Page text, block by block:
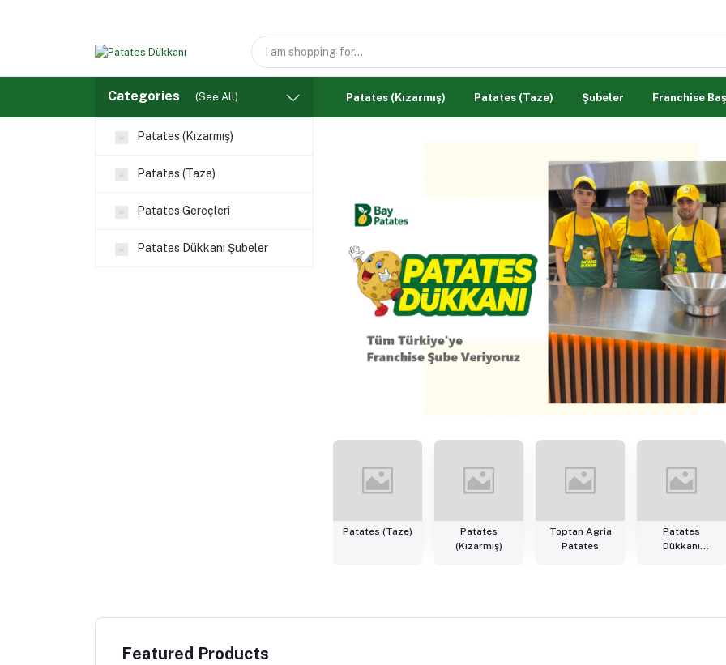
Categories (See All) Patates (Kızarmış) Patates (Taze) Şubeler Franchise
Patates (Kızarmış)
Patates (Taze)
Patates Gereçleri
Patates Dükkanı Şubeler
Patates (Taze)
Patates
(Kızarmış)
Toptan Agria
Patates
Patates
Dükkanı
Featured Products